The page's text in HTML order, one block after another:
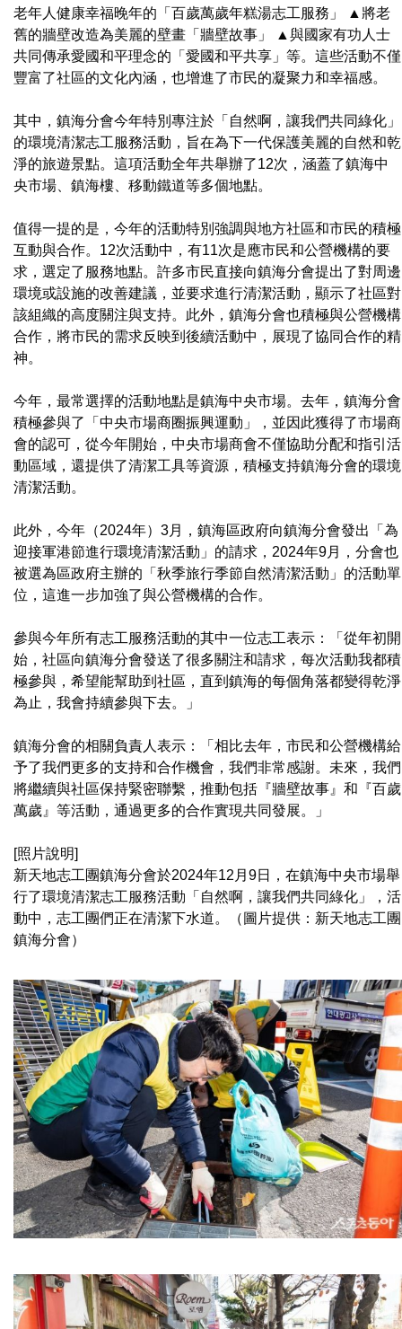
老年人健康幸福晚年的「百歲萬歲年糕湯志工服務」 ▲將老
舊的牆壁改造為美麗的壁畫「牆壁故事」 ▲與國家有功人士
共同傳承愛國和平理念的「愛國和平共享」等。這些活動不僅
豐富了社區的文化內涵，也增進了市民的凝聚力和幸福感。
其中，鎮海分會今年特別專注於「自然啊，讓我們共同綠化」
的環境清潔志工服務活動，旨在為下一代保護美麗的自然和乾
淨的旅遊景點。這項活動全年共舉辦了12次，涵蓋了鎮海中
央市場、鎮海樓、移動鐵道等多個地點。
值得一提的是，今年的活動特別強調與地方社區和市民的積極
互動與合作。12次活動中，有11次是應市民和公營機構的要
求，選定了服務地點。許多市民直接向鎮海分會提出了對周邊
環境或設施的改善建議，並要求進行清潔活動，顯示了社區對
該組織的高度關注與支持。此外，鎮海分會也積極與公營機構
合作，將市民的需求反映到後續活動中，展現了協同合作的精
神。
今年，最常選擇的活動地點是鎮海中央市場。去年，鎮海分會
積極參與了「中央市場商圈振興運動」，並因此獲得了市場商
會的認可，從今年開始，中央市場商會不僅協助分配和指引活
動區域，還提供了清潔工具等資源，積極支持鎮海分會的環境
清潔活動。
此外，今年（2024年）3月，鎮海區政府向鎮海分會發出「為
迎接軍港節進行環境清潔活動」的請求，2024年9月，分會也
被選為區政府主辦的「秋季旅行季節自然清潔活動」的活動單
位，這進一步加強了與公營機構的合作。
參與今年所有志工服務活動的其中一位志工表示：「從年初開
始，社區向鎮海分會發送了很多關注和請求，每次活動我都積
極參與，希望能幫助到社區，直到鎮海的每個角落都變得乾淨
為止，我會持續參與下去。」
鎮海分會的相關負責人表示：「相比去年，市民和公營機構給
予了我們更多的支持和合作機會，我們非常感謝。未來，我們
將繼續與社區保持緊密聯繫，推動包括『牆壁故事』和『百歲
萬歲』等活動，通過更多的合作實現共同發展。」
[照片說明]
新天地志工團鎮海分會於2024年12月9日，在鎮海中央市場舉
行了環境清潔志工服務活動「自然啊，讓我們共同綠化」，活
動中，志工團們正在清潔下水道。（圖片提供：新天地志工團
鎮海分會）